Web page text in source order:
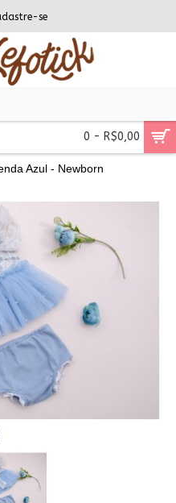
se
0 - R$0,00
Azul - Newborn